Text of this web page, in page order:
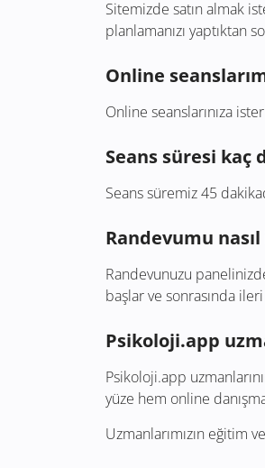
Sitemizde satın almak
planlamanızı yaptıktan
Online
Online seanslarınıza
Seans süresi kaç
Seans süremiz 45
Randevumu
Randevunuzu
başlar ve sonrasında
Psikoloji.app
Psikoloji.app
yüze hem online
Uzmanlarımızın eğitim